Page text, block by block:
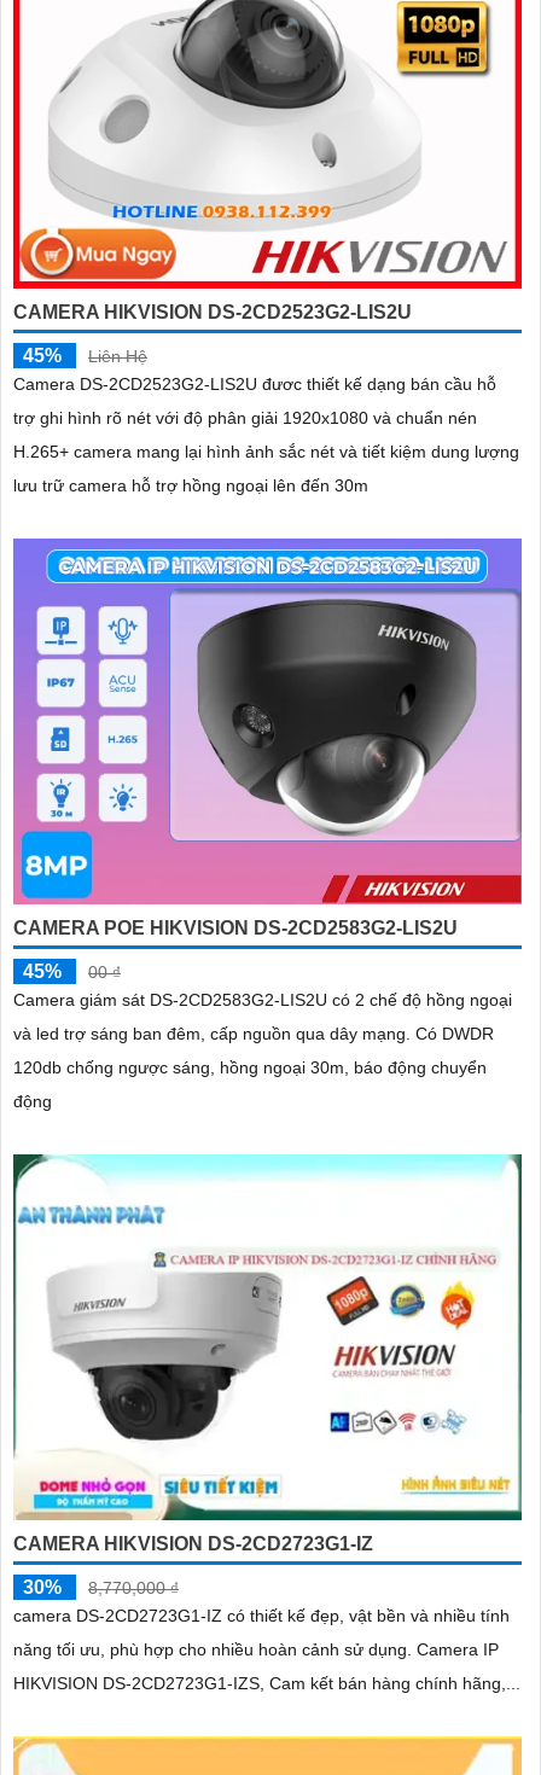
CAMERA HIKVISION DS-2CD2523G2-LIS2U
45%
Liên Hệ
Camera DS-2CD2523G2-LIS2U đươc thiết kế dạng bán cầu hỗ
trợ ghi hình rõ nét với độ phân giải 1920x1080 và chuẩn nén
H.265+ camera mang lại hình ảnh sắc nét và tiết kiệm dung lượng
lưu trữ camera hỗ trợ hồng ngoại lên đến 30m
CAMERA POE HIKVISION DS-2CD2583G2-LIS2U
45%
00 ₫
Camera giám sát DS-2CD2583G2-LIS2U có 2 chế độ hồng ngoại
và led trợ sáng ban đêm, cấp nguồn qua dây mạng. Có DWDR
120db chống ngược sáng, hồng ngoại 30m, báo động chuyển
động
CAMERA HIKVISION DS-2CD2723G1-IZ
30%
8,770,000 ₫
camera DS-2CD2723G1-IZ có thiết kế đẹp, vật bền và nhiều tính
năng tối ưu, phù hợp cho nhiều hoàn cảnh sử dụng. Camera IP
HIKVISION DS-2CD2723G1-IZS, Cam kết bán hàng chính hãng,...